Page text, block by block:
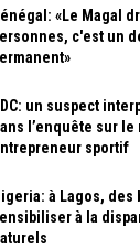
«Le Magal
c'est un
un suspect
l’enquête sur
sportif
à Lagos,
à la